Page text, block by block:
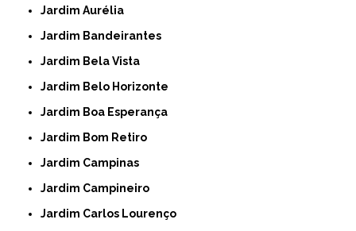
Jardim Aurélia
Jardim Bandeirantes
Jardim Bela Vista
Jardim Belo Horizonte
Jardim Boa Esperança
Jardim Bom Retiro
Jardim Campinas
Jardim Campineiro
Jardim Carlos Lourenço